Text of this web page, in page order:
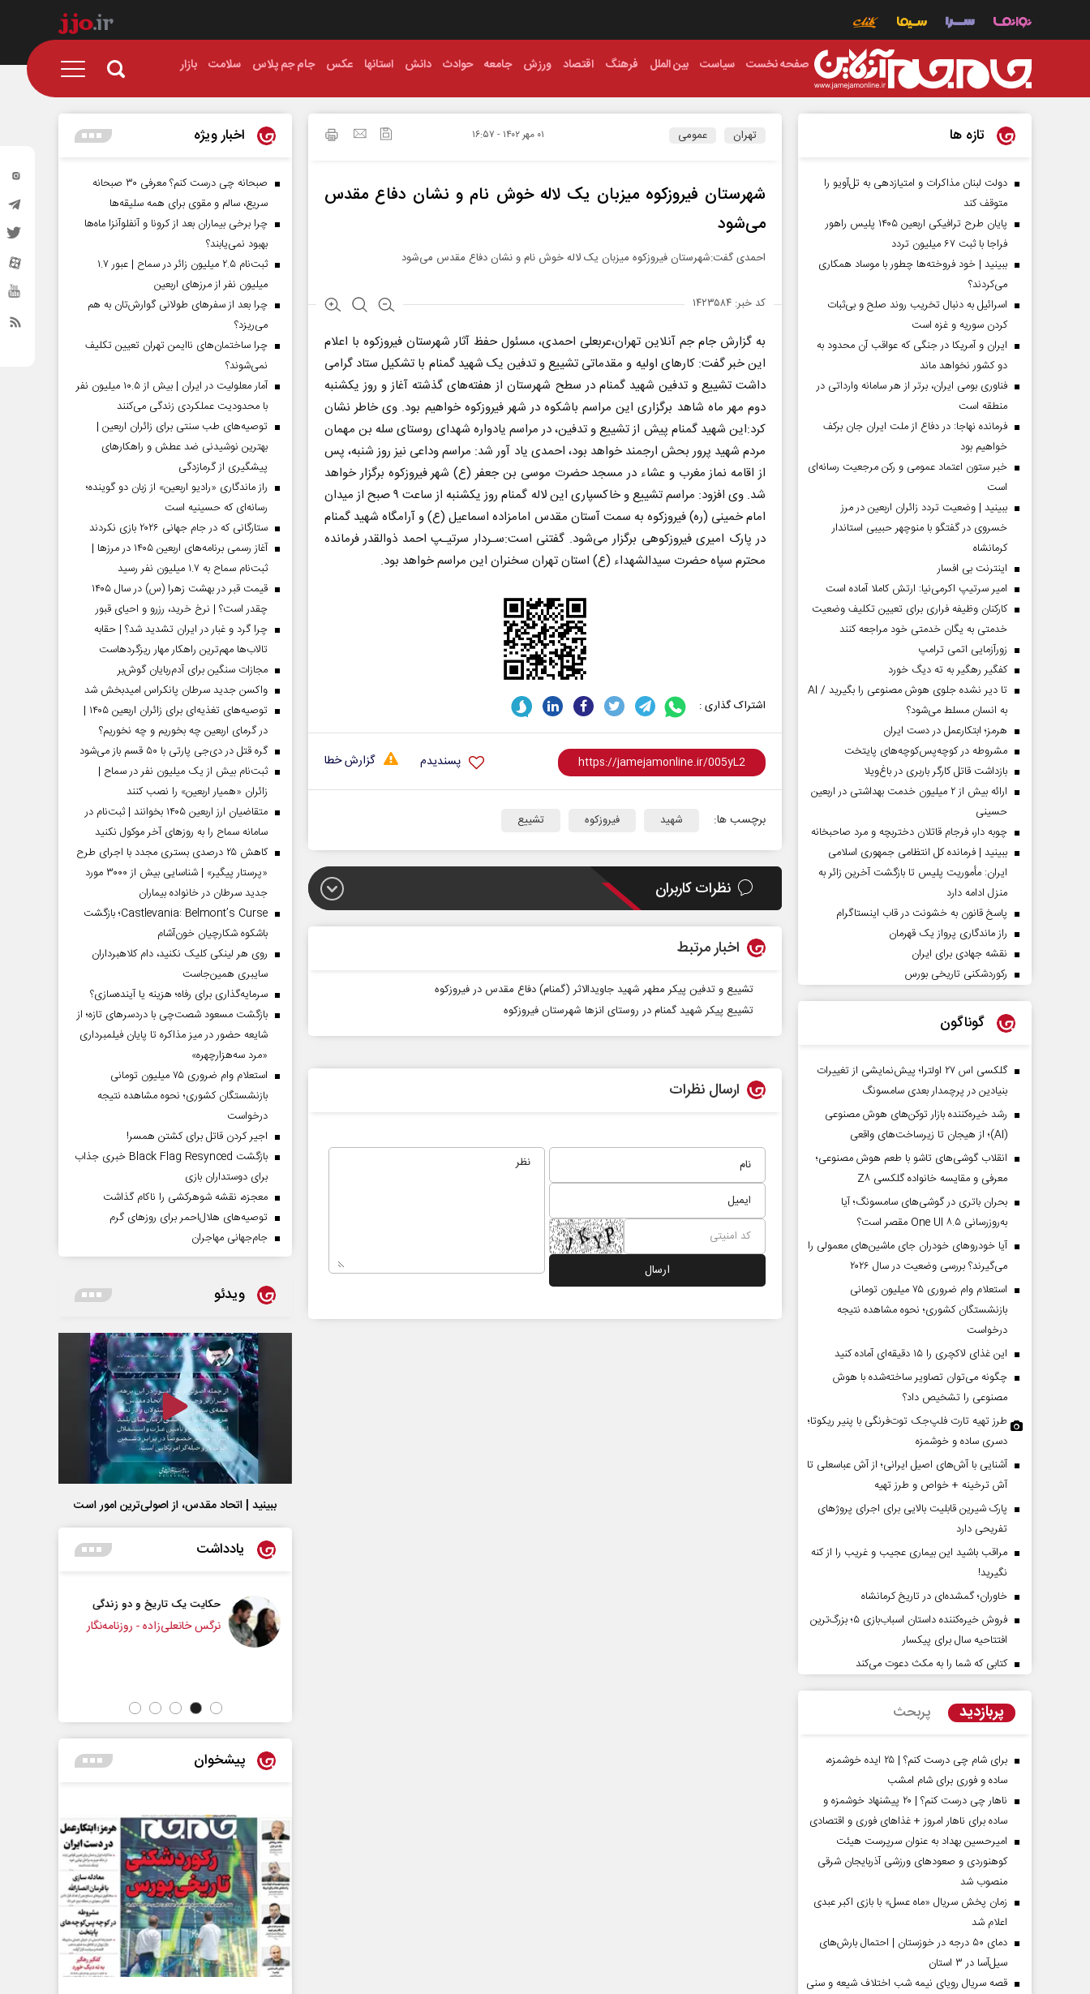
صفحه نخست سیاست بین الملل فرهنگ اقتصاد ورزش جامعه حوادث دانش استانها عکس جام جم پلاس سلامت بازار
تهران عمومی ۰۱ مهر ۱۴۰۲ - ۱۶:۵۷
شهرستان فیروزکوه میزبان یک لاله خوش نام و نشان دفاع مقدس
می‌شود
احمدی گفت:شهرستان فیروزکوه میزبان یک لاله خوش نام و نشان دفاع مقدس می‌شود
کد خبر: ۱۴۲۳۵۸۴
به گزارش جام جم آنلاین تهران،عربعلی احمدی، مسئول حفظ آثار شهرستان فیروزکوه با اعلام
این خبر گفت: کارهای اولیه و مقدماتی تشییع و تدفین یک شهید گمنام با تشکیل ستاد گرامی
داشت تشییع و تدفین شهید گمنام در سطح شهرستان از هفته‌های گذشته آغاز و روز یکشنبه
دوم مهر ماه شاهد برگزاری این مراسم باشکوه در شهر فیروزکوه خواهیم بود. وی خاطر نشان
کرد:این شهید گمنام پیش از تشییع و تدفین، در مراسم یادواره شهدای روستای سله بن مهمان
مردم شهید پرور بحش ارجمند خواهد بود، احمدی یاد آور شد: مراسم وداعی نیز روز شنبه، پس
از اقامه نماز مغرب و عشاء در مسجد حضرت موسی بن جعفر (ع) شهر فیروزکوه برگزار خواهد
شد. وی افزود: مراسم تشییع و خاکسپاری این لاله گمنام روز یکشنبه از ساعت ۹ صبح از میدان
امام خمینی (ره) فیروزکوه به سمت آستان مقدس امامزاده اسماعیل (ع) و آرامگاه شهید گمنام
در پارک امیری فیروزکوهی برگزار می‌شود. گفتنی است:سـردار سرتیـپ احمد ذوالقدر فرمانده
محترم سپاه حضرت سیدالشهداء (ع) استان تهران سخنران این مراسم خواهد بود.
اشتراک گذاری :
گزارش خطا پسندیدم
برچسب ها: شهید فیروزکوه تشییع
نظرات کاربران
اخبار مرتبط
تشییع و تدفین پیکر مطهر شهید جاویدالاثر (گمنام) دفاع مقدس در فیروزکوه
تشییع پیکر شهید گمنام در روستای انزها شهرستان فیروزکوه
ارسال نظرات
تازه ها
دولت لبنان مذاکرات و امتیازدهی به تل‌آویو را
متوقف کند
پایان طرح ترافیکی اربعین ۱۴۰۵ پلیس راهور
فراجا با ثبت ۶۷ میلیون تردد
ببینید | خود فروخته‌ها چطور با موساد همکاری
می‌کردند؟
اسرائیل به دنبال تخریب روند صلح و بی‌ثبات
کردن سوریه و غزه است
ایران و آمریکا در جنگی که عواقب آن محدود به
دو کشور نخواهد ماند
فناوری بومی ایران، برتر از هر سامانه وارداتی در
منطقه است
فرمانده نهاجا: در دفاع از ملت ایران جان برکف
خواهیم بود
خبر ستون اعتماد عمومی و رکن مرجعیت رسانه‌ای
است
ببینید | وضعیت تردد زائران اربعین در مرز
خسروی در گفتگو با منوچهر حبیبی استاندار
کرمانشاه
اینترنت بی افسار
امیر سرتیپ اکرمی‌نیا: ارتش کاملا آماده است
کارکنان وظیفه فراری برای تعیین تکلیف وضعیت
خدمتی به یگان خدمتی خود مراجعه کنند
زورآزمایی اتمی ترامپ
کفگیر رهگیر به ته دیگ خورد
تا دیر نشده جلوی هوش مصنوعی را بگیرید / AI
به انسان مسلط می‌شود؟
هرمز؛ ابتکارعمل در دست ایران
مشروطه در کوچه‌پس‌کوچه‌های پایتخت
بازداشت قاتل کارگر باربری در باغ‌ویلا
ارائه بیش از ۲ میلیون خدمت بهداشتی در اربعین
حسینی
چوبه دار، فرجام قاتلان دختربچه و مرد صاحبخانه
ببینید | فرمانده کل انتظامی جمهوری اسلامی
ایران­: مأموریت پلیس تا بازگشت آخرین زائر به
منزل ادامه دارد
پاسخ قانون به خشونت در قاب اینستاگرام
راز ماندگاری پرواز یک قهرمان
نقشه جهادی برای ایران
رکوردشکنی تاریخی بورس
گوناگون
گلکسی اس ۲۷ اولترا؛ پیش‌نمایشی از تغییرات
بنیادین در پرچمدار بعدی سامسونگ
رشد خیره‌کننده بازار توکن‌های هوش مصنوعی
(AI)؛ از هیجان تا زیرساخت‌های واقعی
انقلاب گوشی‌های تاشو‌ با طعم هوش مصنوعی؛
معرفی و مقایسه خانواده گلکسی Z۸
بحران باتری در گوشی‌های سامسونگ؛ آیا
به‌روزرسانی One UI ۸.۵ مقصر است؟
آیا خودروهای خودران جای ماشین‌های معمولی را
می‌گیرند؟ بررسی وضعیت در سال ۲۰۲۶
استعلام وام ضروری ۷۵ میلیون تومانی
بازنشستگان کشوری؛ نحوه مشاهده نتیجه
درخواست
این غذای لاکچری را ۱۵ دقیقه‌ای آماده کنید
چگونه می‌توان تصاویر ساخته‌شده با هوش
مصنوعی را تشخیص داد؟
طرز تهیه تارت فلپ‌جک توت‌فرنگی با پنیر ریکوتا؛
دسری ساده و خوشمزه
آشنایی با آش‌های اصیل ایرانی؛ از آش عباسعلی تا
آش ترخینه + خواص و طرز تهیه
پارک شیرین قابلیت‌ بالایی برای اجرای پروژهای
تفریحی دارد
مراقب باشید این بیماری عجیب و غریب را از کنه
نگیرید!
خاوران؛ گمشده‌ای در تاریخ کرمانشاه
فروش خیره‌کننده داستان اسباب‌بازی ۵؛ بزرگ‌ترین
افتتاحیه سال برای پیکسار
کتابی که شما را به مکث دعوت می‌کند
پربازدید پربحث
برای شام چی درست کنم؟ | ۲۵ ایده خوشمزه،
ساده و فوری برای شام امشب
ناهار چی درست کنم؟ | ۲۰ پیشنهاد خوشمزه و
ساده برای ناهار امروز + غذاهای فوری و اقتصادی
امیرحسین بهداد به عنوان سرپرست هیئت
کوهنوردی و صعودهای ورزشی آذربایجان شرقی
منصوب شد
زمان پخش سریال «ماه عسل» با بازی اکبر عبدی
اعلام شد
دمای ۵۰ درجه در خوزستان | احتمال بارش‌های
سیل‌آسا در ۳ استان
قصه سریال رویای نیمه شب اختلاف شیعه و سنی
اخبار ویژه
صبحانه چی درست کنم؟ معرفی ۳۰ صبحانه
سریع، سالم و مقوی برای همه سلیقه‌ها
چرا برخی بیماران بعد از کرونا و آنفلوآنزا ماه‌ها
بهبود نمی‌یابند؟
ثبت‌نام ۲.۵ میلیون زائر در سماح | عبور ۱.۷
میلیون نفر از مرز‌های اربعین
چرا بعد از سفرهای طولانی گوارش‌تان به هم
می‌ریزد؟
چرا ساختمان‌های ناایمن تهران تعیین تکلیف
نمی‌شوند؟
آمار معلولیت در ایران | بیش از ۱۰.۵ میلیون نفر
با محدودیت عملکردی زندگی می‌کنند
توصیه‌های طب سنتی برای زائران اربعین |
بهترین نوشیدنی ضد عطش و راهکارهای
پیشگیری از گرمازدگی
راز ماندگاری «رادیو اربعین» از زبان دو گوینده؛
رسانه‌ای که حسینیه است
ستارگانی که در جام جهانی ۲۰۲۶ بازی نکردند
آغاز رسمی برنامه‌های اربعین ۱۴۰۵ در مرز‌ها |
ثبت‌نام سماح به ۱.۷ میلیون نفر رسید
قیمت قبر در بهشت زهرا (س) در سال ۱۴۰۵
چقدر است؟ | نرخ خرید، رزرو و احیای قبور
چرا گرد و غبار در ایران تشدید شد؟ | حقابه
تالاب‌ها مهم‌ترین راهکار مهار ریزگردهاست
مجازات سنگین برای آدم‌ربایان گوش‌بر
واکسن جدید سرطان پانکراس امیدبخش شد
توصیه‌های تغذیه‌ای برای زائران اربعین ۱۴۰۵ |
در گرمای اربعین چه بخوریم و چه نخوریم؟
گره قتل در دی‌جی پارتی با ۵۰ قسم باز می‌شود
ثبت‌نام بیش از یک میلیون نفر در سماح |
زائران «همیار اربعین» را نصب کنند
متقاضیان ارز اربعین ۱۴۰۵ بخوانند | ثبت‌نام در
سامانه سماح را به روز‌های آخر موکول نکنید
کاهش ۲۵ درصدی بستری مجدد با اجرای طرح
«پرستار پیگیر» | شناسایی بیش از ۳۰۰۰ مورد
جدید سرطان در خانواده بیماران
Castlevania: Belmont’s Curse؛ بازگشت
باشکوه شکارچیان خون‌آشام
روی هر لینکی کلیک نکنید، دام کلاهبرداران
سایبری همین‌جاست
سرمایه‌گذاری برای رفاه؛ هزینه یا آینده‌سازی؟
بازگشت مسعود شصت‌چی با دردسر‌های تازه؛ از
شایعه حضور در میز مذاکره تا پایان فیلمبرداری
«مرد سه‌هزارچهره»
استعلام وام ضروری ۷۵ میلیون تومانی
بازنشستگان کشوری؛ نحوه مشاهده نتیجه
درخواست
اجیر کردن قاتل برای کشتن همسر!
بازگشت Black Flag Resynced خبری جذاب
برای دوستداران بازی
معجزه، نقشه شوهرکشی را ناکام گذاشت
توصیه‌های هلال‌احمر برای روز‌های گرم
جام‌جهانی مهاجران
ویدئو
ببینید | اتحاد مقدس، از اصولی‌ترین امور است
یادداشت
پشت‌پرده تهدیدات کوتاه‏‌مدت و
ادعا‌های خلاف واقع آمریکا
- تحلیلگر مسائل سیاسی
استکبار‌
رحمت‌الله نوروزی - عضو کمیسیون اجتماعی
مجلس
حکایت یک تاریخ و دو زندگی
نرگس خانعلی‌زاده - روزنامه‌نگار
چرایی عقب‌نشینی ترامپ؟
پیشخوان